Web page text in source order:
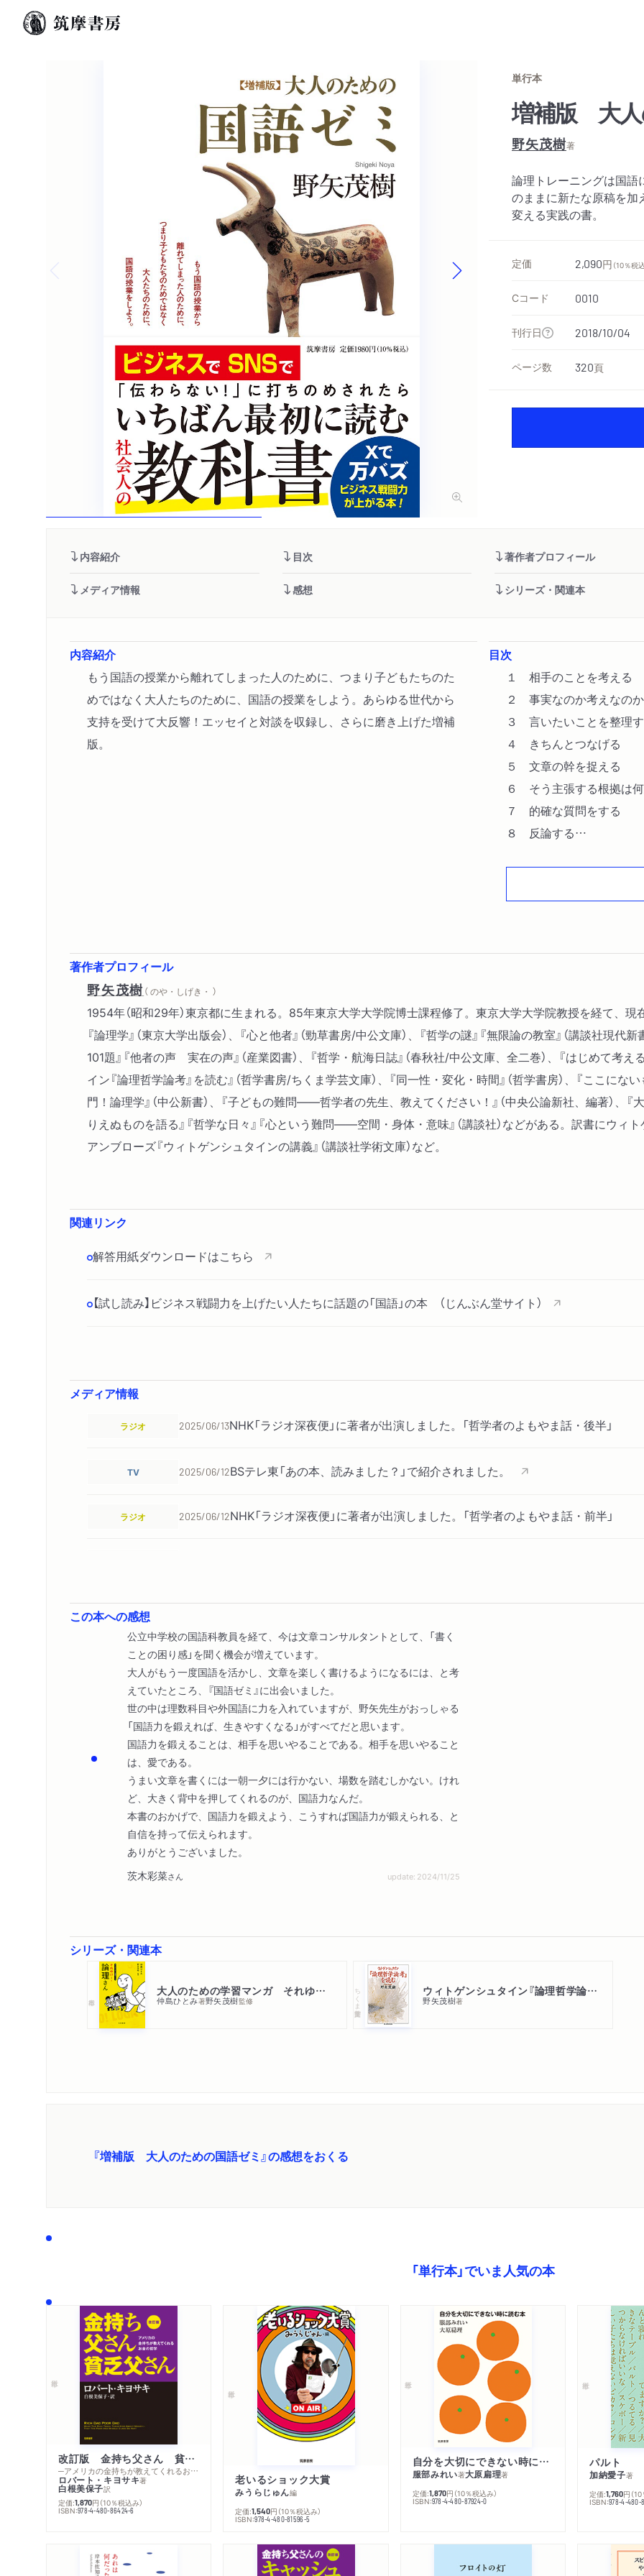
単行本
増補版 大人
野矢茂樹著
論理トレーニングは国
のままに新たな原稿を加
変える実践の書。
定価 2,090円 （10％税込
Cコード 0010
刊行日 2018/10/04
ページ数 320頁
内容紹介 目次 著作者プロフィール
メディア情報 感想 シリーズ・関連本
内容紹介
もう国語の授業から離れてしまった人のために、つまり子どもたちのた
めではなく大人たちのために、国語の授業をしよう。あらゆる世代から
支持を受けて大反響！エッセイと対談を収録し、さらに磨き上げた増補
版。
目次
１ 相手のことを考える
２ 事実なのか考えなのか
３ 言いたいことを整理
４ きちんとつなげる
５ 文章の幹を捉える
６ そう主張する根拠は
７ 的確な質問をする
８ 反論する
著作者プロフィール
野矢茂樹（ のや・しげき・ ）
1954年（昭和29年）東京都に生まれる。85年東京大学大学院博士課程修了。東京大学大学院教授を経て、現
『論理学』（東京大学出版会）、『心と他者』（勁草書房/中公文庫）、『哲学の謎』『無限論の教室』（講談社現代
101題』『他者の声 実在の声』（産業図書）、『哲学・航海日誌』（春秋社/中公文庫、全二巻）、『はじめて考え
イン『論理哲学論考』を読む』（哲学書房/ちくま学芸文庫）、『同一性・変化・時間』（哲学書房）、『ここに
門！論理学』（中公新書）、『子どもの難問――哲学者の先生、教えてください！』（中央公論新社、編著）、
りえぬものを語る』『哲学な日々』『心という難問――空間・身体・意味』（講談社）などがある。訳書にウィト
アンブローズ『ウィトゲンシュタインの講義』（講談社学術文庫）など。
関連リンク
解答用紙ダウンロードはこちら
【試し読み】ビジネス戦闘力を上げたい人たちに話題の「国語」の本 （じんぶん堂サイト）
メディア情報
ラジオ 2025/06/13NHK「ラジオ深夜便」に著者が出演しました。「哲学者のよもやま話・後半」
TV 2025/06/12BSテレ東「あの本、読みました？」で紹介されました。
ラジオ 2025/06/12NHK「ラジオ深夜便」に著者が出演しました。「哲学者のよもやま話・前半」
この本への感想
公立中学校の国語科教員を経て、今は文章コンサルタントとして、「書く
ことの困り感」を聞く機会が増えています。
大人がもう一度国語を活かし、文章を楽しく書けるようになるには、と考
えていたところ、『国語ゼミ』に出会いました。
世の中は理数科目や外国語に力を入れていますが、野矢先生がおっしゃる
「国語力を鍛えれば、生きやすくなる」がすべてだと思います。
国語力を鍛えることは、相手を思いやることである。相手を思いやること
は、愛である。
うまい文章を書くには一朝一夕には行かない、場数を踏むしかない。けれ
ど、大きく背中を押してくれるのが、国語力なんだ。
本書のおかげで、国語力を鍛えよう、こうすれば国語力が鍛えられる、と
自信を持って伝えられます。
ありがとうございました。
茨木彩菜さん update: 2024/11/25
シリーズ・関連本
大人のための学習マンガ それゆけ！ 論理さん
仲島ひとみ著野矢茂樹監修 ちくま学芸文庫 ウィトゲンシュタイン『論理哲学論考』を読む
野矢茂樹著
『増補版 大人のための国語ゼミ』の感想をおくる
「単行本」でいま人気の本
改訂版 金持ち父さん 貧乏父さん
─アメリカの金持ちが教えてくれるお金の哲学
ロバート・キヨサキ著
白根美保子訳
定価:1,870円 （10％税込み）
ISBN:978-4-480-86424-6
老いるショック大賞
みうらじゅん編
定価:1,540円 （10％税込み）
ISBN:978-4-480-81596-5
自分を大切にできない時に読む本
服部みれい著大原扁理著
定価:1,870円 （10％税込み）
ISBN:978-4-480-87924-0
パルト
加納愛子著
定価:1,760円 （
ISBN:978-4-480-